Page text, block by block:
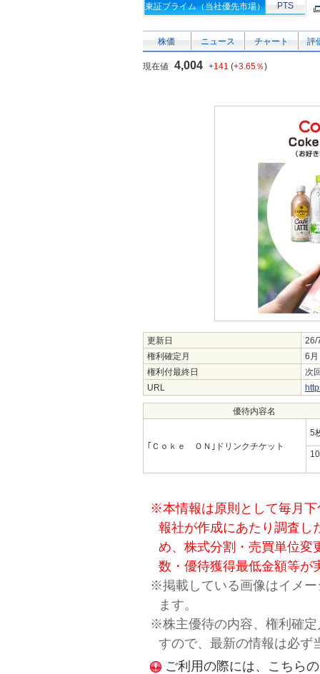
東証プライム（当社優先市場） PTS
株価 ニュース チャート 評
現在値 4,004 +141 (+3.65％)
更新日
26/
権利確定月
6
権利付最終日
次
URL
優待内容名
｢Ｃｏｋｅ ＯＮ｣ドリンクチケット
5
※本情報は原則として毎月
報社が作成にあたり調査し
め、株式分割・売買単位変
数・優待獲得最低金額等が
※掲載している画像はイメ
ます。
※株主優待の内容、権利確
すので、最新の情報は必ず
ご利用の際には、こちら